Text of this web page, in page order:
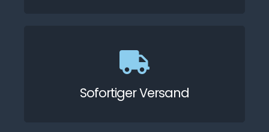
Sofortiger Versand